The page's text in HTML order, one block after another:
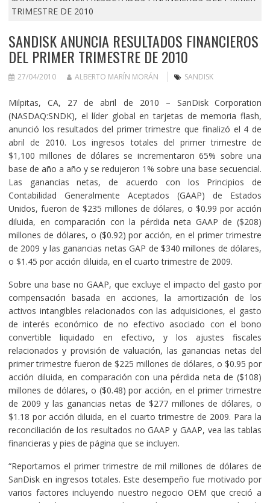
TRIMESTRE DE 2010
SANDISK ANUNCIA RESULTADOS FINANCIEROS
DEL PRIMER TRIMESTRE DE 2010
27/04/2010 ALBERTO MARÍN MORÁN SANDISK
Milpitas, CA, 27 de abril de 2010 – SanDisk Corporation
(NASDAQ:SNDK), el líder global en tarjetas de memoria flash,
anunció los resultados del primer trimestre que finalizó el 4 de
abril de 2010. Los ingresos totales del primer trimestre de
$1,100 millones de dólares se incrementaron 65% sobre una
base de año a año y se redujeron 1% sobre una base secuencial.
Las ganancias netas, de acuerdo con los Principios de
Contabilidad Generalmente Aceptados (GAAP) de Estados
Unidos, fueron de $235 millones de dólares, o $0.99 por acción
diluida, en comparación con la pérdida neta GAAP de ($208)
millones de dólares, o ($0.92) por acción, en el primer trimestre
de 2009 y las ganancias netas GAP de $340 millones de dólares,
o $1.45 por acción diluida, en el cuarto trimestre de 2009.
Sobre una base no GAAP, que excluye el impacto del gasto por
compensación basada en acciones, la amortización de los
activos intangibles relacionados con las adquisiciones, el gasto
de interés económico de no efectivo asociado con el bono
convertible liquidado en efectivo, y los ajustes fiscales
relacionados y provisión de valuación, las ganancias netas del
primer trimestre fueron de $225 millones de dólares, o $0.95 por
acción diluida, en comparación con una pérdida neta de ($108)
millones de dólares, o ($0.48) por acción, en el primer trimestre
de 2009 y las ganancias netas de $277 millones de dólares, o
$1.18 por acción diluida, en el cuarto trimestre de 2009. Para la
reconciliación de los resultados no GAAP y GAAP, vea las tablas
financieras y pies de página que se incluyen.
“Reportamos el primer trimestre de mil millones de dólares de
SanDisk en ingresos totales. Este desempeño fue motivado por
varios factores incluyendo nuestro negocio OEM que creció a